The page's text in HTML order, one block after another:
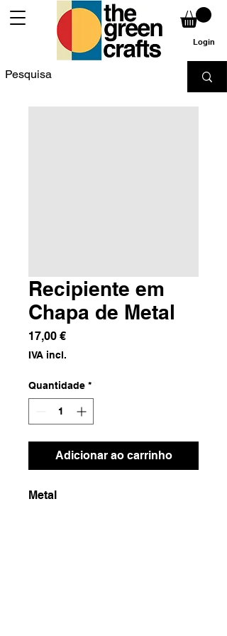
Login
Recipiente em
Chapa de Metal
17,00 €Preço
IVA incl.
Quantidade *
Adicionar ao carrinho
Metal